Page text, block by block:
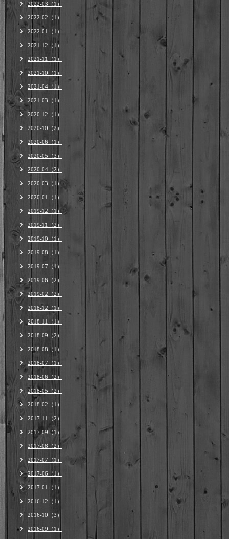
2022-03（1）
2022-02（1）
2022-01（1）
2021-12（1）
2021-11（1）
2021-10（1）
2021-04（1）
2021-03（1）
2020-12（1）
2020-10（2）
2020-06（1）
2020-05（3）
2020-04（2）
2020-03（1）
2020-01（1）
2019-12（1）
2019-11（2）
2019-10（1）
2019-08（1）
2019-07（1）
2019-06（2）
2019-02（2）
2018-12（1）
2018-11（1）
2018-09（2）
2018-08（1）
2018-07（1）
2018-06（2）
2018-05（2）
2018-02（1）
2017-11（2）
2017-09（1）
2017-08（2）
2017-07（1）
2017-06（1）
2017-01（1）
2016-12（1）
2016-10（3）
2016-09（1）